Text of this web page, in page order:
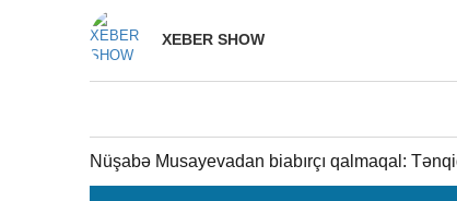
XEBER SHOW
Nüşabə Musayevadan biabırçı qalmaqal: